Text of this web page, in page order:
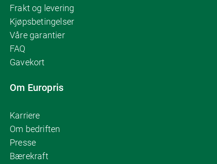
Frakt og levering
Kjøpsbetingelser
Våre garantier
FAQ
Gavekort
Om Europris
Karriere
Om bedriften
Presse
Bærekraft